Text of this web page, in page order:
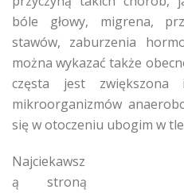
bóle głowy, migrena,
stawów, zaburzenia
można wykazać także
częsta jest
mikroorganizmów
się w otoczeniu ubogim w
Najciekawsz
ą stroną